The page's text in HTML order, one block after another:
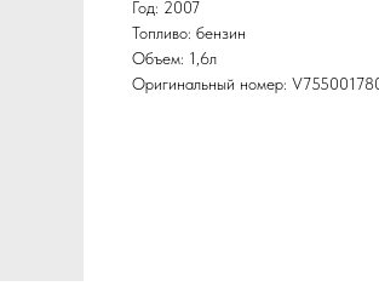
Год: 2007
Топливо: бензин
Объем: 1,6л
Оригинальный номер: